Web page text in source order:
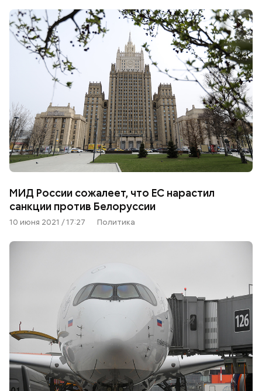
МИД России сожалеет, что ЕС нарастил
санкции против Белоруссии
10 июня 2021 / 17:27 Политика